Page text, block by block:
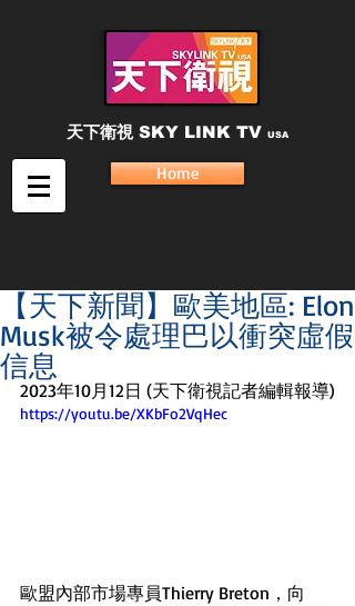
天下衛視 SKY LINK TV USA
Home
【天下新聞】歐美地區: Elon
Musk被令處理巴以衝突虛假
信息
https://youtu.be/XKbFo2VqHec
歐盟內部市場專員Thierry Breton，向